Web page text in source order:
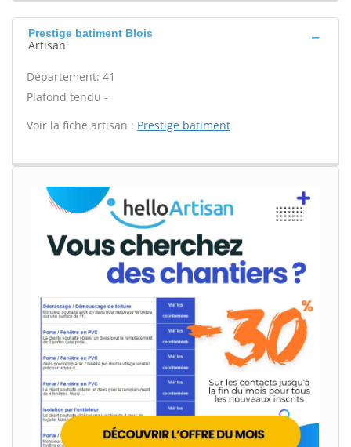
Prestige batiment Blois
Artisan
Département: 41
Plafond tendu -
Voir la fiche artisan : Prestige batiment